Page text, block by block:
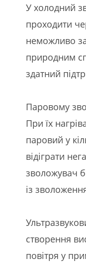
У холодний
проходити
неможливо
природним
здатний
Паровому
При їх
паровий у
відіграти
зволожувач
із
створення
повітря у